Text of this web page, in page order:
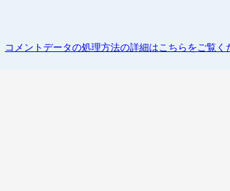
コメントデータの処理方法の詳細はこちらをご覧く